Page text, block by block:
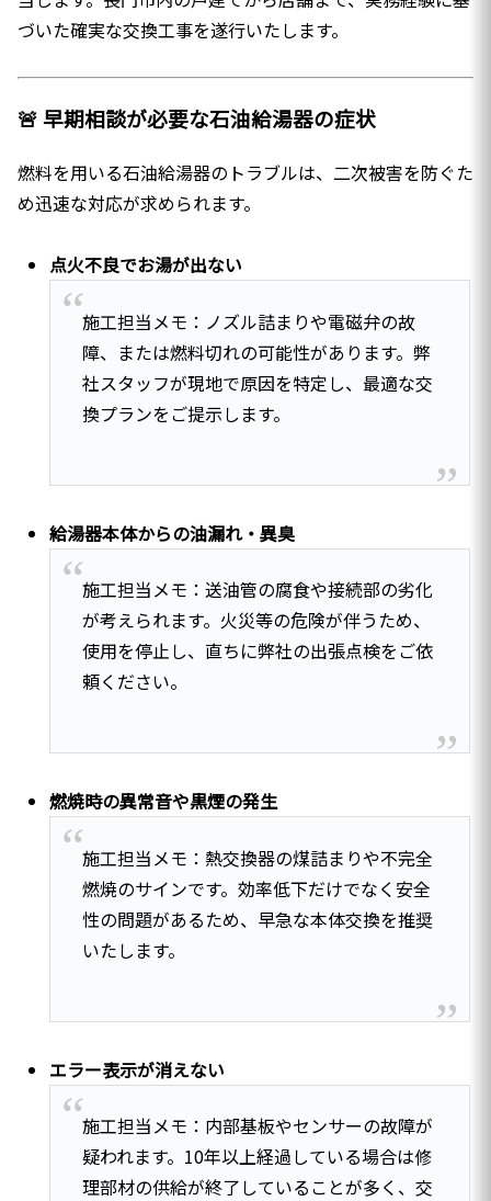
づいた確実な交換工事を遂行いたします。
🚨 早期相談が必要な石油給湯器の症状
燃料を用いる石油給湯器のトラブルは、二次被害を防ぐた
め迅速な対応が求められます。
点火不良でお湯が出ない
施工担当メモ：ノズル詰まりや電磁弁の故
障、または燃料切れの可能性があります。弊
社スタッフが現地で原因を特定し、最適な交
換プランをご提示します。
給湯器本体からの油漏れ・異臭
施工担当メモ：送油管の腐食や接続部の劣化
が考えられます。火災等の危険が伴うため、
使用を停止し、直ちに弊社の出張点検をご依
頼ください。
燃焼時の異常音や黒煙の発生
施工担当メモ：熱交換器の煤詰まりや不完全
燃焼のサインです。効率低下だけでなく安全
性の問題があるため、早急な本体交換を推奨
いたします。
エラー表示が消えない
施工担当メモ：内部基板やセンサーの故障が
疑われます。10年以上経過している場合は修
理部材の供給が終了していることが多く、交